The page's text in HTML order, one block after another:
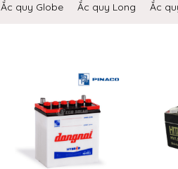
Ắc quy Globe Ắc quy Long Ắc